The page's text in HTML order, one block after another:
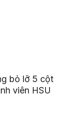
bỏ lỡ 5 cột
viên HSU